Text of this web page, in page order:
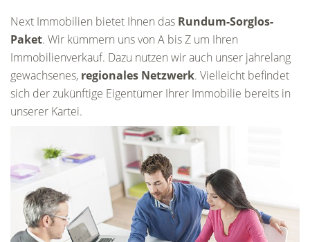
Next Immobilien bietet Ihnen das Rundum-Sorglos-
Paket. Wir kümmern uns von A bis Z um Ihren
Immobilienverkauf. Dazu nutzen wir auch unser jahrelang
gewachsenes, regionales Netzwerk. Vielleicht befindet
sich der zukünftige Eigentümer Ihrer Immobilie bereits in
unserer Kartei.